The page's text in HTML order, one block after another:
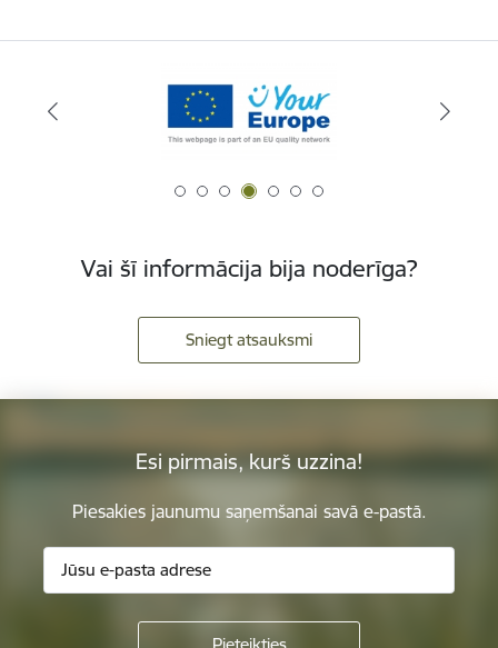
Vai šī informācija bija noderīga?
Sniegt atsauksmi
Esi pirmais, kurš uzzina!
Piesakies jaunumu saņemšanai savā e-pastā.